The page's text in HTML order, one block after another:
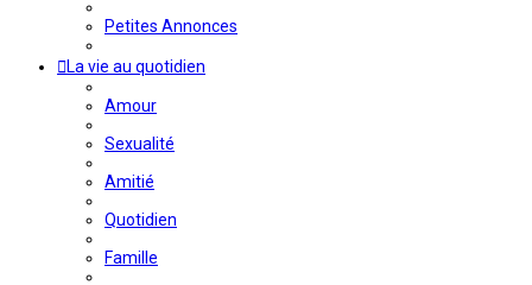
Petites Annonces
La vie au quotidien
Amour
Sexualité
Amitié
Quotidien
Famille